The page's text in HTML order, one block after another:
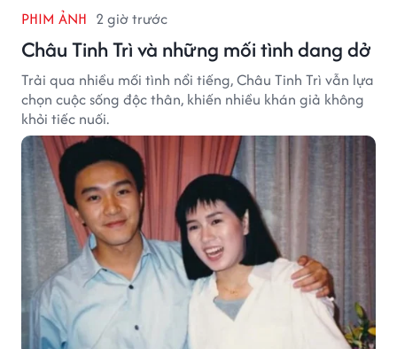
PHIM ẢNH 2 giờ trước
Châu Tinh Trì và những mối tình dang dở
Trải qua nhiều mối tình nổi tiếng, Châu Tinh Trì vẫn lựa
chọn cuộc sống độc thân, khiến nhiều khán giả không
khỏi tiếc nuối.